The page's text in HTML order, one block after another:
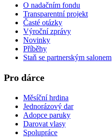
O nadačním fondu
Transparentní projekt
Časté otázky
Výroční zprávy
Novinky
Příběhy
Staň se partnerským salonem
Pro dárce
Měsíční hrdina
Jednorázový dar
Adopce paruky
Darovat vlasy
Spolupráce